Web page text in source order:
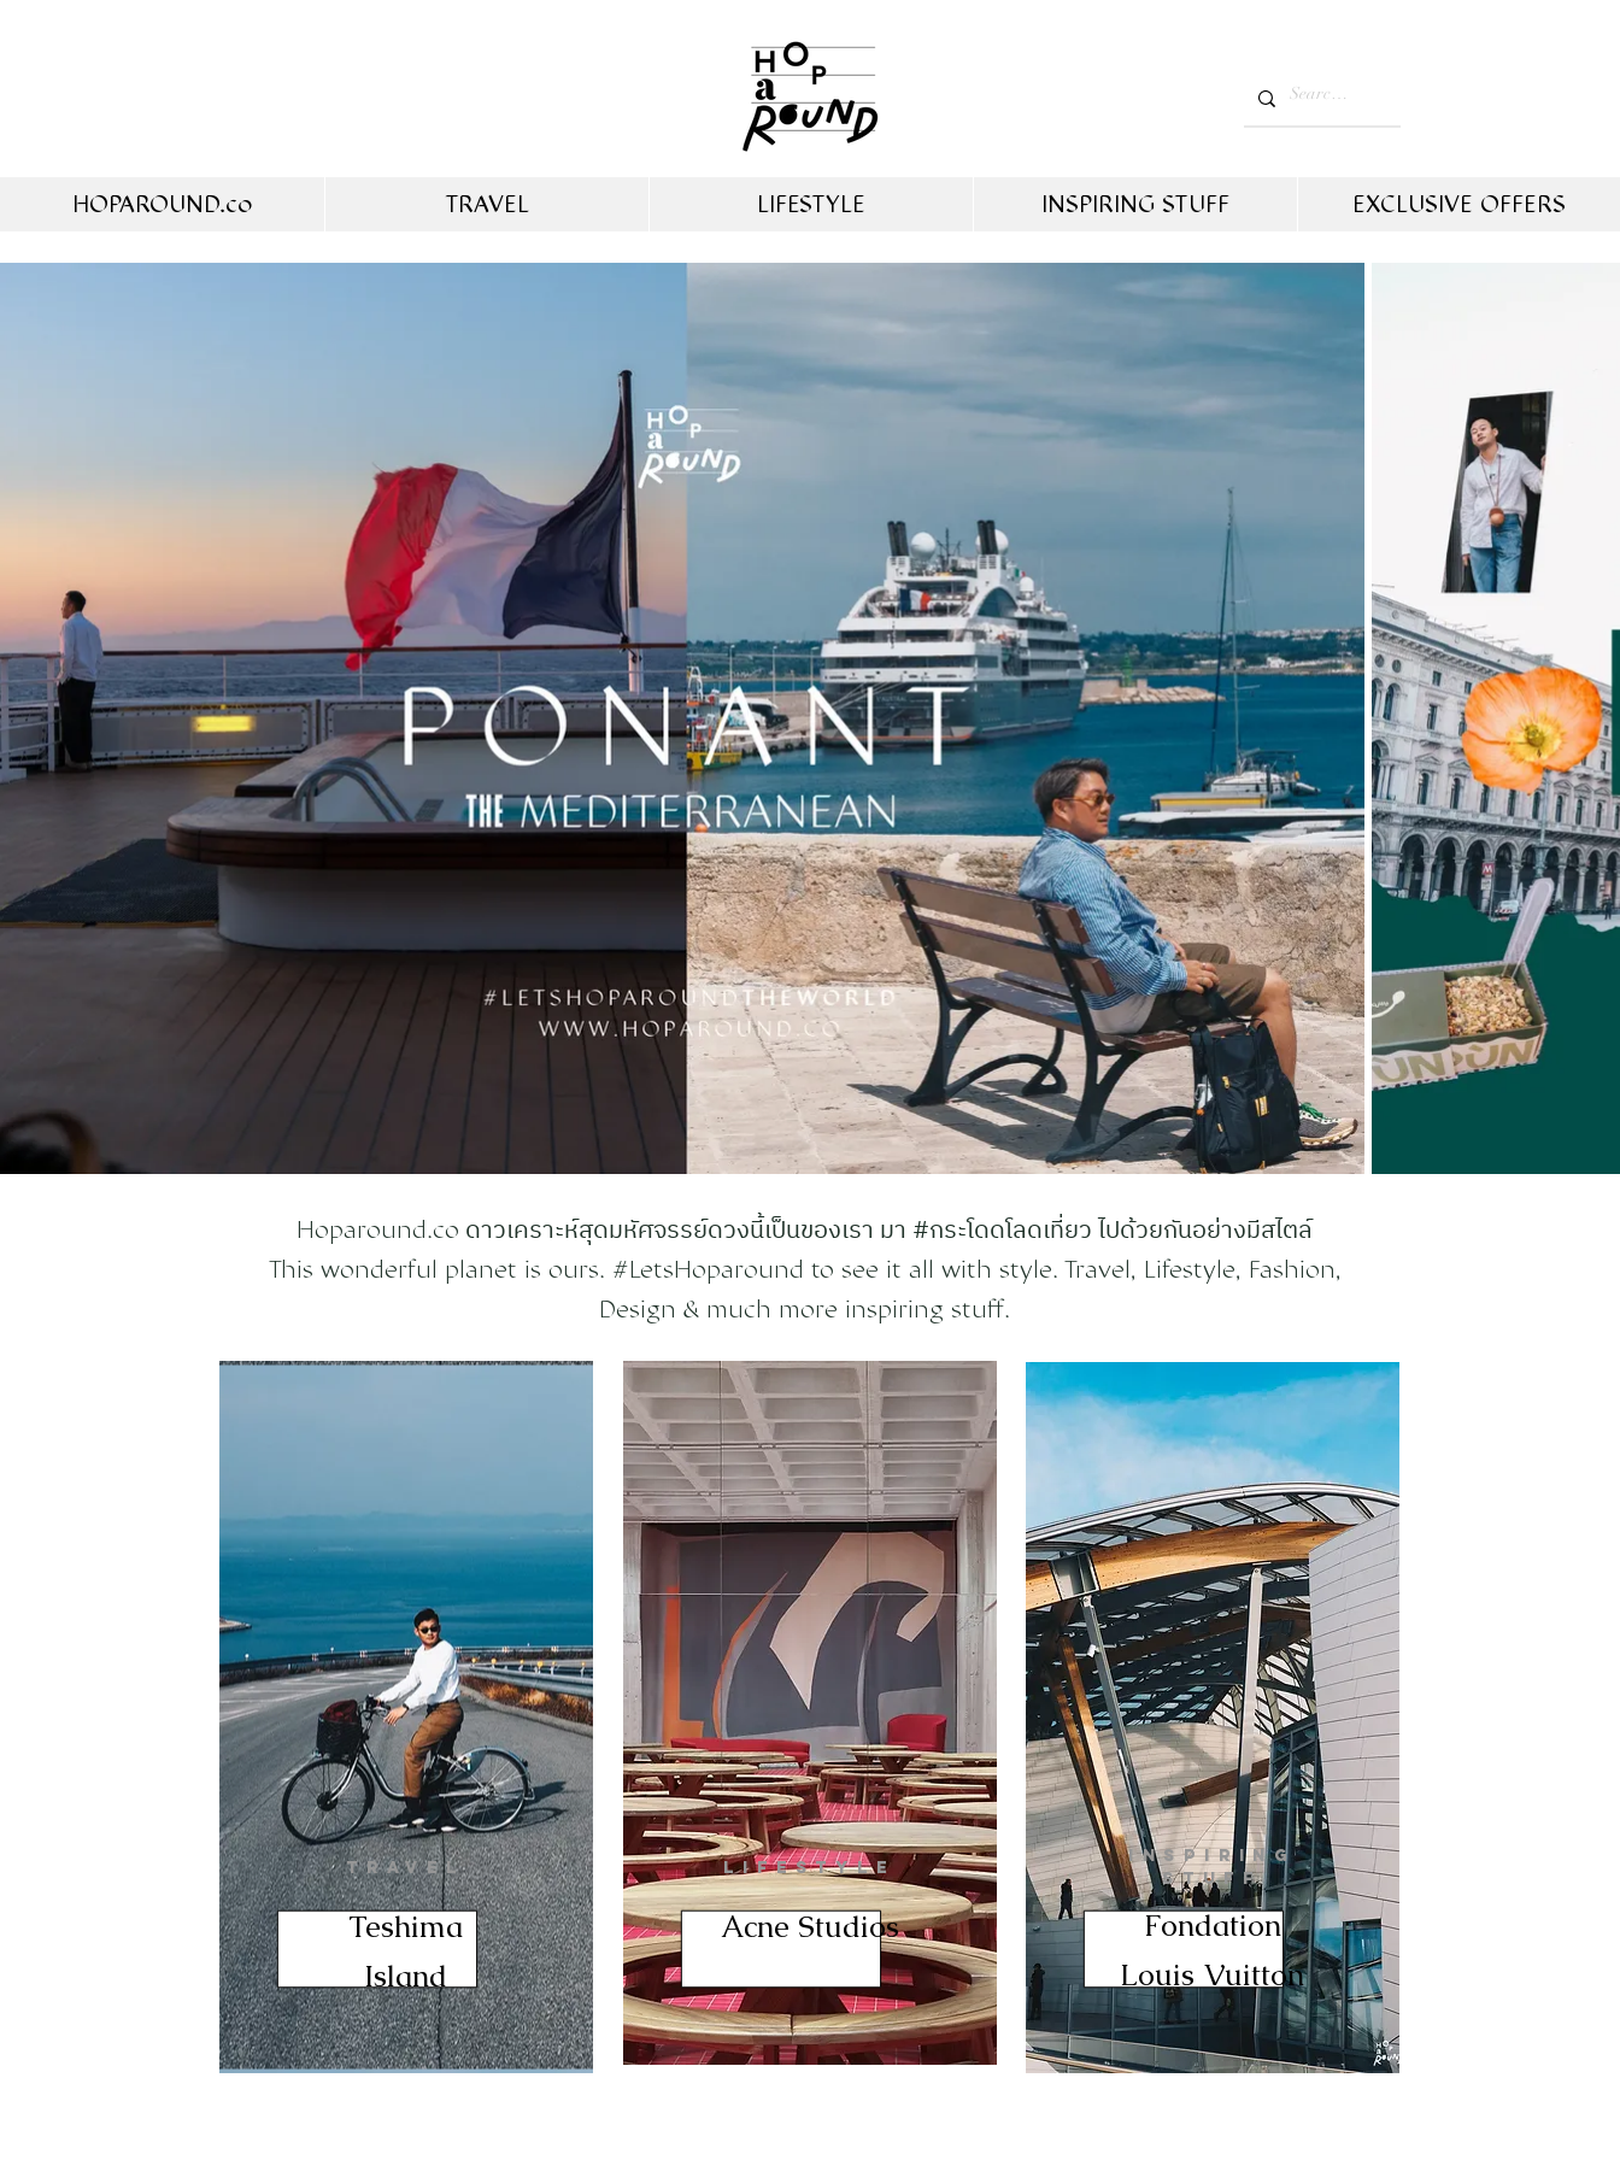
HOPAROUND.co TRAVEL LIFESTYLE INSPIRING STUFF EXCLUSIVE OFFERS
Hoparound.co ดาวเคราะห์สุดมหัศจรรย์ดวงนี้เป็นของเรา มา #กระโดดโลดเที่ยว ไปด้วยกันอย่างมีสไตล์
This wonderful planet is ours. #LetsHoparound to see it all with style. Travel, Lifestyle, Fashion,
Design & much more inspiring stuff.
TRAVEL
Teshima
Island
LIFESTYLE
Acne Studios
INSPIRING
STUFF
Fondation
Louis Vuitton